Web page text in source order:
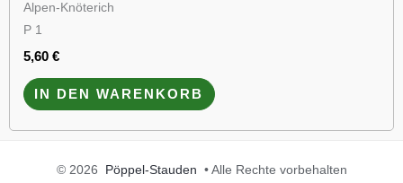
Alpen-Knöterich
P 1
5,60 €
IN DEN WARENKORB
© 2026 Pöppel-Stauden • Alle Rechte vorbehalten